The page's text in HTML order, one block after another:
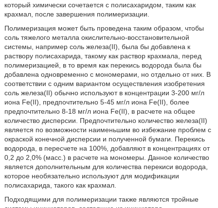
который химически сочетается с полисахаридом, таким как
крахмал, после завершения полимеризации.
Полимеризация может быть проведена таким образом, чтобы
соль тяжелого металла окислительно-восстановительной
системы, например соль железа(II), была бы добавлена к
раствору полисахарида, такому как раствор крахмала, перед
полимеризацией, в то время как перекись водорода была бы
добавлена одновременно с мономерами, но отдельно от них. В
соответствии с одним вариантом осуществления изобретения
соль железа(II) обычно используют в концентрации 3-200 мг/л
иона Fe(II), предпочтительно 5-45 мг/л иона Fe(II), более
предпочтительно 8-18 мг/л иона Fe(II), в расчете на общее
количество дисперсии. Предпочтительно количество железа(II)
является по возможности наименьшим во избежание проблем с
окраской конечной дисперсии и полученной бумаги. Перекись
водорода, в пересчете на 100%, добавляют в концентрациях от
0,2 до 2,0% (масс.) в расчете на мономеры. Данное количество
является дополнительным для количества перекиси водорода,
которое необязательно используют для модификации
полисахарида, такого как крахмал.
Подходящими для полимеризации также являются тройные